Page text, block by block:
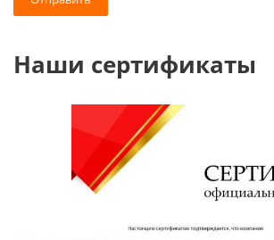
Наши сертификаты